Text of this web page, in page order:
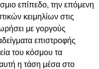
επίπεδο, την επόμενη
κειμηλίων στις
με γοργούς
επιστροφής
του κόσμου τα
η τάση μέσα στο